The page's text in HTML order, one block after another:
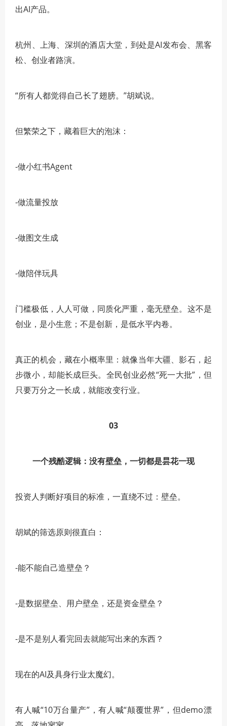
出AI产品。
杭州、上海、深圳的酒店大堂，到处是AI发布会、黑客
松、创业者路演。
“所有人都觉得自己长了翅膀。”胡斌说。
但繁荣之下，藏着巨大的泡沫：
-做小红书Agent
-做流量投放
-做图文生成
-做陪伴玩具
门槛极低，人人可做，同质化严重，毫无壁垒。这不是
创业，是小生意；不是创新，是低水平内卷。
真正的机会，藏在小概率里：就像当年大疆、影石，起
步微小，却能长成巨头。全民创业必然“死一大批”，但
只要万分之一长成，就能改变行业。
03
一个残酷逻辑：没有壁垒，一切都是昙花一现
投资人判断好项目的标准，一直绕不过：壁垒。
胡斌的筛选原则很直白：
-能不能自己造壁垒？
-是数据壁垒、用户壁垒，还是资金壁垒？
-是不是别人看完回去就能写出来的东西？
现在的AI及具身行业太魔幻。
有人喊“10万台量产”，有人喊“颠覆世界”，但demo漂